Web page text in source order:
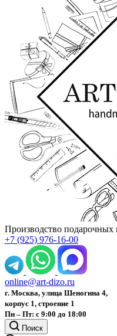
Производство подарочных
+7 (925) 976-16-00
online@art-dizo.ru
г. Москва, улица Шеногина 4,
корпус 1, строение 1
Пн – Пт: с 9:00 до 18:00
Поиск